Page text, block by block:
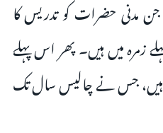
مدنی حضرات کو تدریس کا
زمرہ میں ہیں۔ پھر اس پہلے
ہیں، جس نے چالیس سال تک